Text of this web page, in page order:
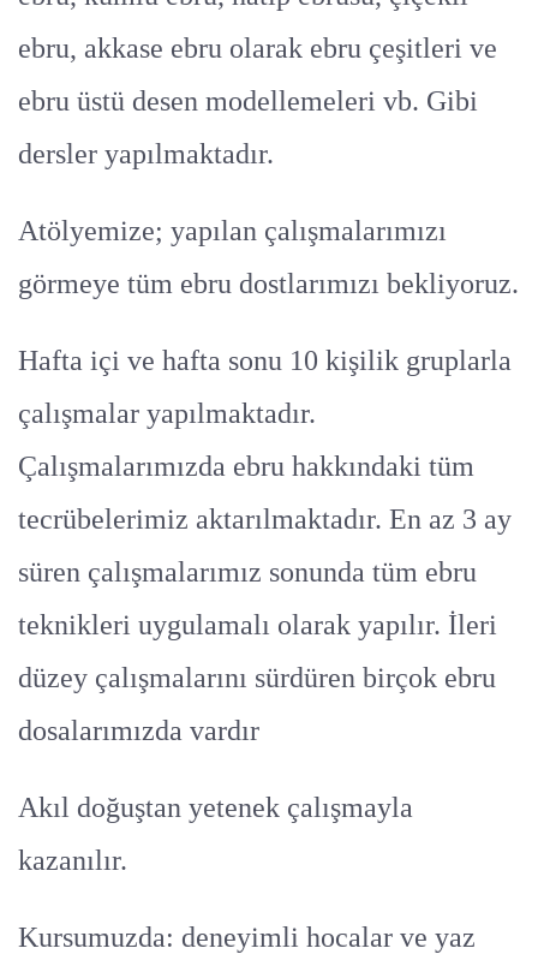
ebru, akkase ebru olarak ebru çeşitleri ve
ebru üstü desen modellemeleri vb. Gibi
dersler yapılmaktadır.
Atölyemize; yapılan çalışmalarımızı
görmeye tüm ebru dostlarımızı bekliyoruz.
Hafta içi ve hafta sonu 10 kişilik gruplarla
çalışmalar yapılmaktadır.
Çalışmalarımızda ebru hakkındaki tüm
tecrübelerimiz aktarılmaktadır. En az 3 ay
süren çalışmalarımız sonunda tüm ebru
teknikleri uygulamalı olarak yapılır. İleri
düzey çalışmalarını sürdüren birçok ebru
dosalarımızda vardır
Akıl doğuştan yetenek çalışmayla
kazanılır.
Kursumuzda: deneyimli hocalar ve yaz